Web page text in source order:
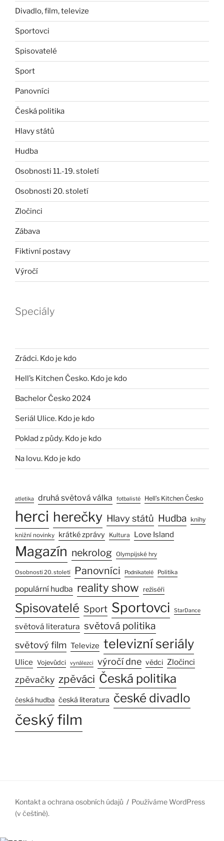
Divadlo, film, televize
Sportovci
Spisovatelé
Sport
Panovníci
Česká politika
Hlavy států
Hudba
Osobnosti 11.-19. století
Osobnosti 20. století
Zločinci
Zábava
Fiktivní postavy
Výročí
Speciály
Zrádci. Kdo je kdo
Hell’s Kitchen Česko. Kdo je kdo
Bachelor Česko 2024
Seriál Ulice. Kdo je kdo
Poklad z půdy. Kdo je kdo
Na lovu. Kdo je kdo
atletika druhá světová válka fotbalisté Hell’s Kitchen Česko
herci herečky Hlavy států Hudba knihy
knižní novinky krátké zprávy Kultura Love Island
Magazín nekrolog Olympijské hry
Osobnosti 20. století Panovníci Podnikatelé Politika
populární hudba reality show režiséři
Spisovatelé Sport Sportovci StarDance
světová literatura světová politika
světový film Televize televizní seriály
Ulice Vojevůdci vynálezci výročí dne vědci Zločinci
zpěvačky zpěváci Česká politika
česká hudba česká literatura české divadlo
český film
Kontakt a ochrana osobních údajů
Používáme WordPress
(v češtině).